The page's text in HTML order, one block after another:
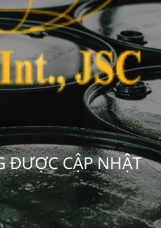
ĐƯỢC CẬP NHẬT